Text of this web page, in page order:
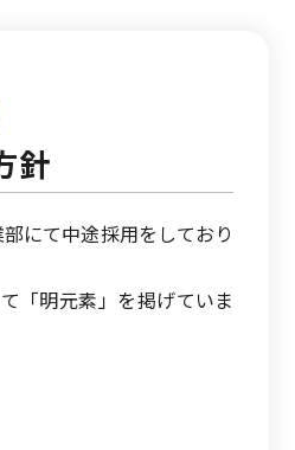
針
にて中途採用をしており
「明元素」を掲げていま